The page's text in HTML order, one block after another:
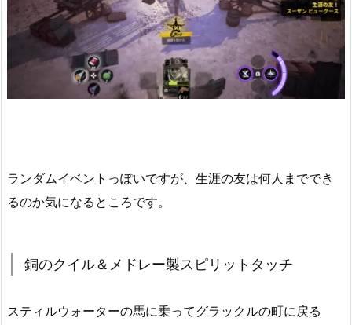
ランダムイベントっぽいですが、生涯の友は何人まででき
るのか気になるところです。
銅のクイル＆メドレー製スピリットタッチ
スティルウォーターの馬に乗ってグラックルの町に戻る